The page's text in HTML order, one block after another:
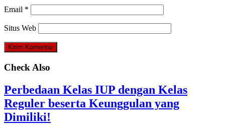
Email *
Situs Web
Check Also
Perbedaan Kelas IUP dengan Kelas
Reguler beserta Keunggulan yang
Dimiliki!